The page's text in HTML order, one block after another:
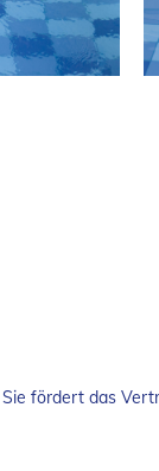
fördert das